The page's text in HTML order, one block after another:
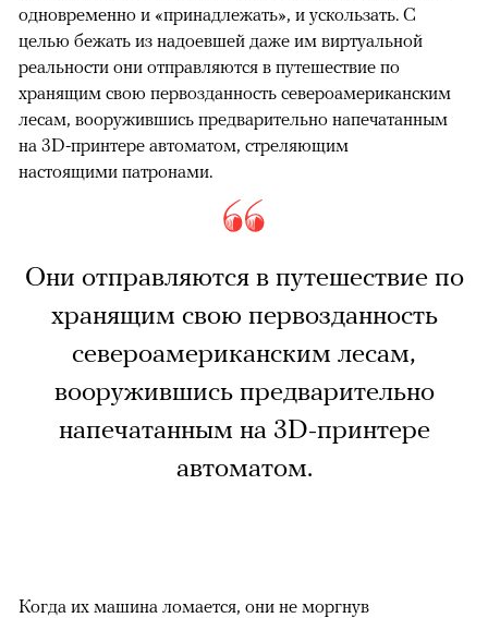
одновременно и «принадлежать», и ускользать. С
целью бежать из надоевшей даже им виртуальной
реальности они отправляются в путешествие по
хранящим свою первозданность североамериканским
лесам, вооружившись предварительно напечатанным
на 3D-принтере автоматом, стреляющим
настоящими патронами.
Они отправляются в путешествие по
хранящим свою первозданность
североамериканским лесам,
вооружившись предварительно
напечатанным на 3D-принтере
автоматом.
Когда их машина ломается, они не моргнув